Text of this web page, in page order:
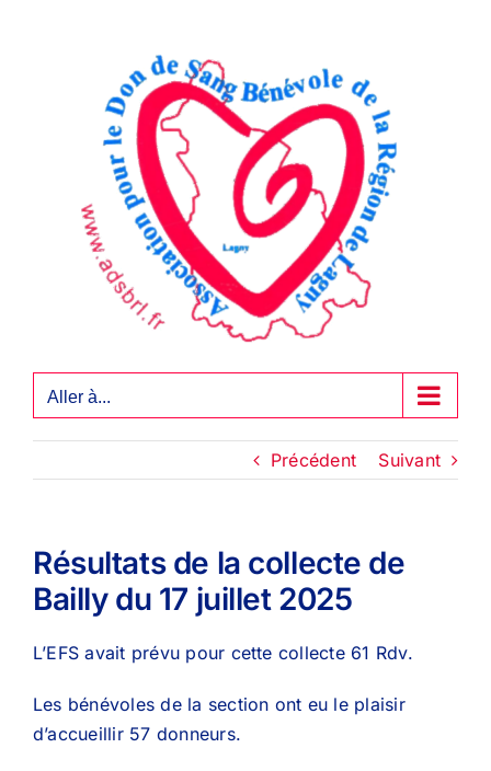
Aller à...
Précédent Suivant
Résultats de la collecte de
Bailly du 17 juillet 2025
L’EFS avait prévu pour cette collecte 61 Rdv.
Les bénévoles de la section ont eu le plaisir
d’accueillir 57 donneurs.